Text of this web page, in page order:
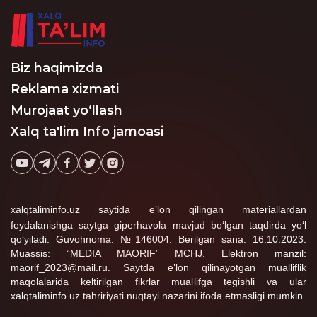
Biz haqimizda
Reklama xizmati
Murojaat yo‘llash
Xalq ta'lim Info jamoasi
xalqtaliminfo.uz saytida e’lon qilingan materiallardan
foydalanishga saytga giperhavola mavjud bo‘lgan taqdirda yo‘l
qo‘yiladi. Guvohnoma: №146004. Berilgan sana: 16.10.2023.
Muassis: “MEDIA MAORIF” MCHJ. Elektron manzil:
maorif_2023@mail.ru. Saytda e’lon qilinayotgan mualliflik
maqolalarida keltirilgan fikrlar muallifga tegishli va ular
xalqtaliminfo.uz tahririyati nuqtayi nazarini ifoda etmasligi mumkin.